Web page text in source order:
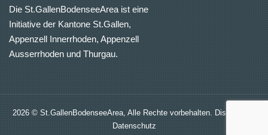
Die St.GallenBodenseeArea ist eine
Initiative der Kantone St.Gallen,
Appenzell Innerrhoden, Appenzell
Ausserrhoden und Thurgau.
2026 © St.GallenBodenseeArea, Alle Rechte vorbehalten. Disclaimer
Datenschutz